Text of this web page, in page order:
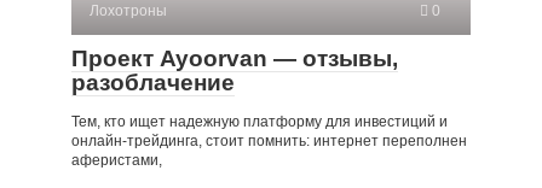
Лохотроны 0
Проект Ayoorvan — отзывы,
разоблачение
Тем, кто ищет надежную платформу для инвестиций и
онлайн-трейдинга, стоит помнить: интернет переполнен
аферистами,